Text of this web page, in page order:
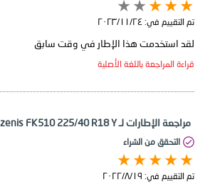
تم التقييم في: ٢٤‏/١١‏/٢٠٢٣
لقد استخدمت هذا الإطار في وقت سابق
قراءة المراجعة باللغة الأصلية
مراجعة الإطارات لـ Falken Azenis FK510 225/40 R18 Y
التحقق من الشراء
تم التقييم في: ١٩‏/٨‏/٢٠٢٢